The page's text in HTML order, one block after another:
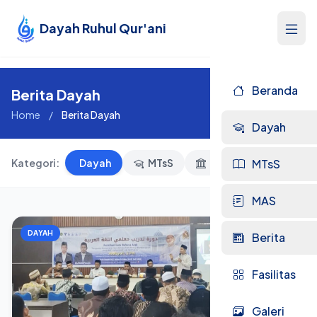
Dayah Ruhul Qur'ani
Beranda
Dayah
MTsS
MAS
Berita
Fasilitas
Galeri
Berita Dayah
Home / Berita Dayah
Kategori: Dayah MTsS
DAYAH